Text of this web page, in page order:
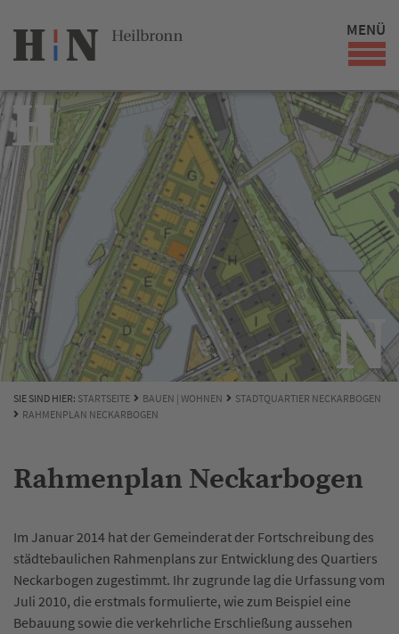
MENÜ
SIE SIND HIER: STARTSEITE BAUEN | WOHNEN
STADTQUARTIER NECKARBOGEN
RAHMENPLAN NECKARBOGEN
Rahmenplan Neckarbogen
Im Januar 2014 hat der Gemeinderat der Fortschreibung des
städtebaulichen Rahmenplans zur Entwicklung des Quartiers
Neckarbogen zugestimmt. Ihr zugrunde lag die Urfassung vom
Juli 2010, die erstmals formulierte, wie zum Beispiel eine
Bebauung sowie die verkehrliche Erschließung aussehen